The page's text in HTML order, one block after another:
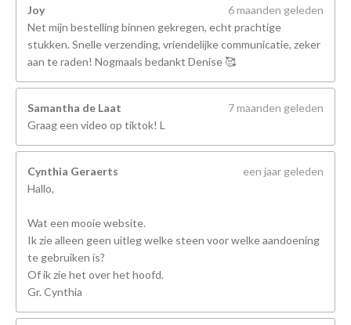
Joy
6 maanden geleden
Net mijn bestelling binnen gekregen, echt prachtige
stukken. Snelle verzending, vriendelijke communicatie, zeker
aan te raden! Nogmaals bedankt Denise 🥰
Samantha de Laat
7 maanden geleden
Graag een video op tiktok! L
Cynthia Geraerts
een jaar geleden
Hallo,
Wat een mooie website.
Ik zie alleen geen uitleg welke steen voor welke aandoening
te gebruiken is?
Of ik zie het over het hoofd.
Gr. Cynthia